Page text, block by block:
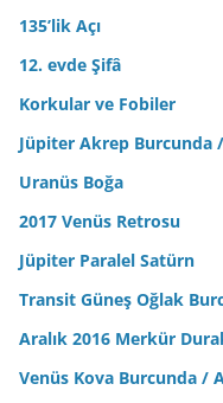
135’lik Açı
12. evde Şifâ
Korkular ve Fobiler
Jüpiter Akrep Burcunda /
Uranüs Boğa
2017 Venüs Retrosu
Jüpiter Paralel Satürn
Transit Güneş Oğlak
Aralık 2016 Merkür
Venüs Kova Burcunda /